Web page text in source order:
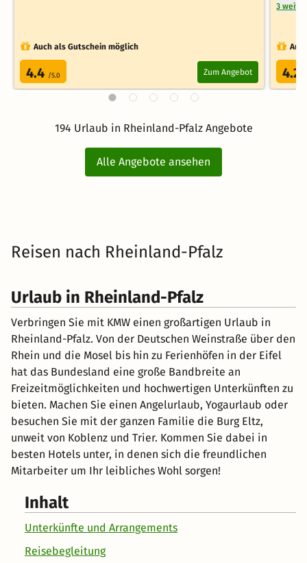
Auch als Gutschein möglich
4.4 /5.0 Zum Angebot
3
4.2
194 Urlaub in Rheinland-Pfalz Angebote
Alle Angebote ansehen
Reisen nach Rheinland-Pfalz
Urlaub in Rheinland-Pfalz
Verbringen Sie mit KMW einen großartigen Urlaub in
Rheinland-Pfalz. Von der Deutschen Weinstraße über den
Rhein und die Mosel bis hin zu Ferienhöfen in der Eifel
hat das Bundesland eine große Bandbreite an
Freizeitmöglichkeiten und hochwertigen Unterkünften zu
bieten. Machen Sie einen Angelurlaub, Yogaurlaub oder
besuchen Sie mit der ganzen Familie die Burg Eltz,
unweit von Koblenz und Trier. Kommen Sie dabei in
besten Hotels unter, in denen sich die freundlichen
Mitarbeiter um Ihr leibliches Wohl sorgen!
Inhalt
Unterkünfte und Arrangements
Reisebegleitung